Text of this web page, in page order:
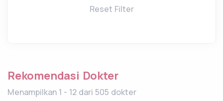
Reset Filter
Rekomendasi Dokter
Menampilkan 1 - 12 dari 505 dokter